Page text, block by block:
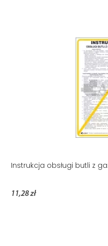
Instrukcja obsługi butli z
11,28 zł